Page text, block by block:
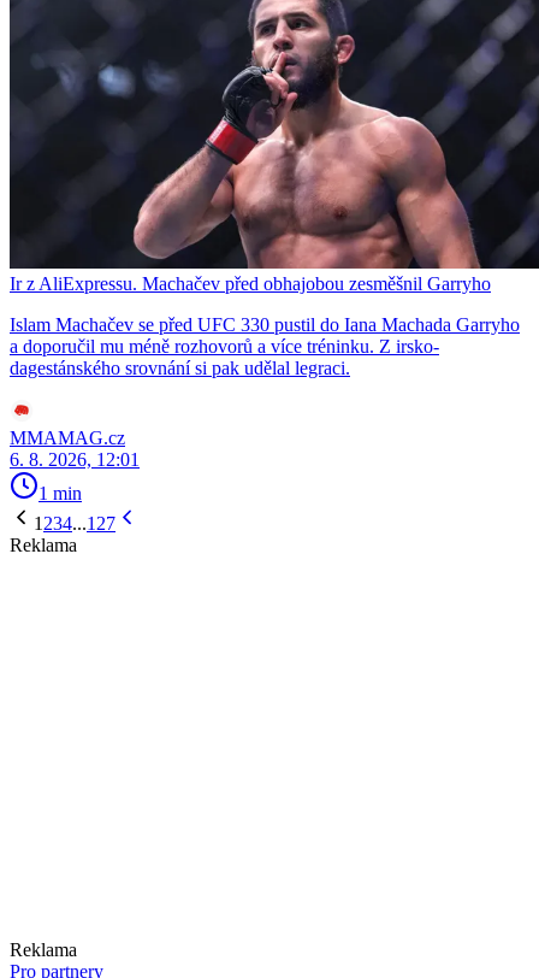
Ir z AliExpressu. Machačev před obhajobou zesměšnil Garryho
Islam Machačev se před UFC 330 pustil do Iana Machada Garryho
a doporučil mu méně rozhovorů a více tréninku. Z irsko-
dagestánského srovnání si pak udělal legraci.
MMAMAG.cz
6. 8. 2026, 12:01
1 min
1 234...127
Reklama
Reklama
Pro partnery